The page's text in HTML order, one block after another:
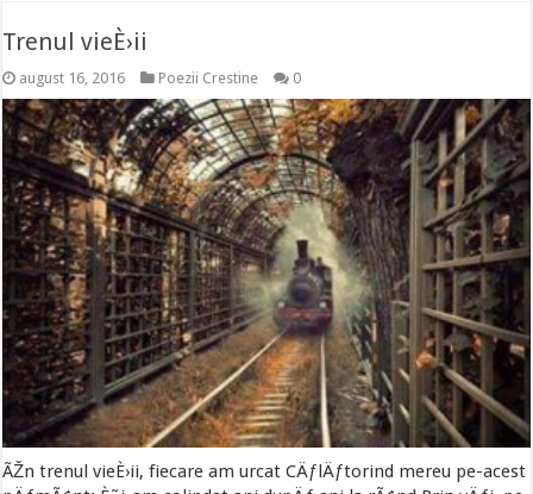
Trenul vieÈ›ii
august 16, 2016 Poezii Crestine 0
ÃŽn trenul vieÈ›ii, fiecare am urcat CÄƒlÄƒtorind mereu pe-acest